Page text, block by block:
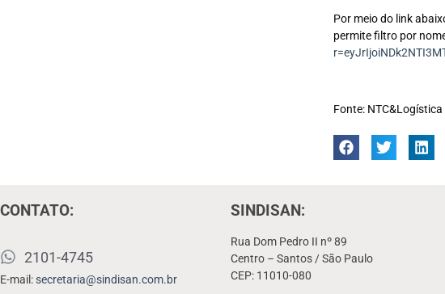
Por meio do link
permite filtro por
Fonte: NTC&Logística
CONTATO:
2101-4745
E-mail:secretaria@sindisan.com.br
SINDISAN:
Rua Dom Pedro II nº 89
Centro – Santos / São Paulo
CEP: 11010-080